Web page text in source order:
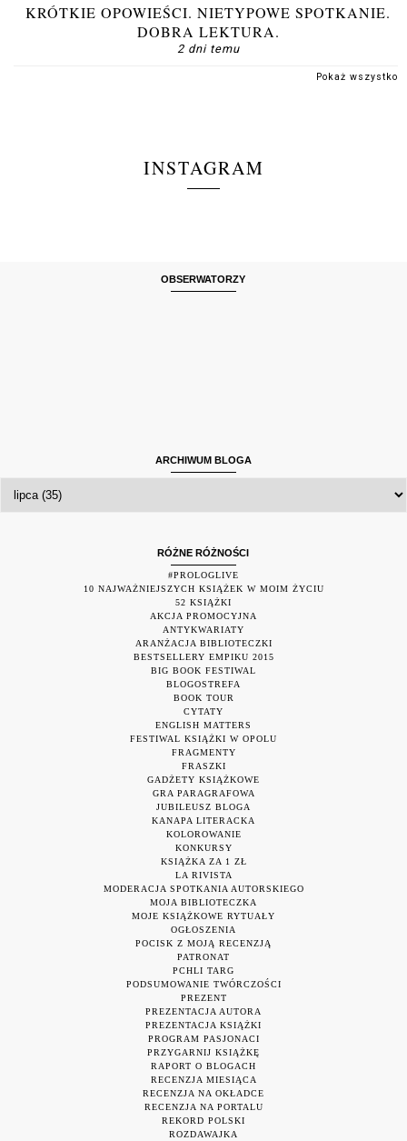
KRÓTKIE OPOWIEŚCI. NIETYPOWE SPOTKANIE.
DOBRA LEKTURA.
2 dni temu
Pokaż wszystko
INSTAGRAM
OBSERWATORZY
ARCHIWUM BLOGA
RÓŻNE RÓŻNOŚCI
#PROLOGLIVE
10 NAJWAŻNIEJSZYCH KSIĄŻEK W MOIM ŻYCIU
52 KSIĄŻKI
AKCJA PROMOCYJNA
ANTYKWARIATY
ARANŻACJA BIBLIOTECZKI
BESTSELLERY EMPIKU 2015
BIG BOOK FESTIWAL
BLOGOSTREFA
BOOK TOUR
CYTATY
ENGLISH MATTERS
FESTIWAL KSIĄŻKI W OPOLU
FRAGMENTY
FRASZKI
GADŻETY KSIĄŻKOWE
GRA PARAGRAFOWA
JUBILEUSZ BLOGA
KANAPA LITERACKA
KOLOROWANIE
KONKURSY
KSIĄŻKA ZA 1 ZŁ
LA RIVISTA
MODERACJA SPOTKANIA AUTORSKIEGO
MOJA BIBLIOTECZKA
MOJE KSIĄŻKOWE RYTUAŁY
OGŁOSZENIA
POCISK Z MOJĄ RECENZJĄ
PATRONAT
PCHLI TARG
PODSUMOWANIE TWÓRCZOŚCI
PREZENT
PREZENTACJA AUTORA
PREZENTACJA KSIĄŻKI
PROGRAM PASJONACI
PRZYGARNIJ KSIĄŻKĘ
RAPORT O BLOGACH
RECENZJA MIESIĄCA
RECENZJA NA OKŁADCE
RECENZJA NA PORTALU
REKORD POLSKI
ROZDAWAJKA